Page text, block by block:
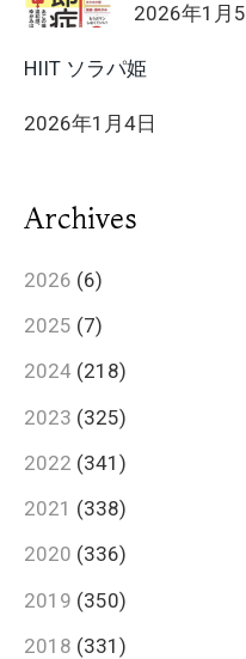
2026年1月5
HIIT ソラパ姫
2026年1月4日
Archives
2026 (6)
2025 (7)
2024 (218)
2023 (325)
2022 (341)
2021 (338)
2020 (336)
2019 (350)
2018 (331)